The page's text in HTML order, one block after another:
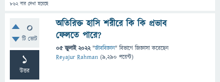
862বার দেখা হয়েছে
0
টি ভোট
1
উত্তর
অতিরিক্ত হাসি শরীরে কি কি প্রভাব
ফেলতে পারে?
05 জুলাই 2022 "জীববিজ্ঞান" বিভাগে জিজ্ঞাসাকরেছেন
Reyajur Rahman (9,290 পয়েন্ট)